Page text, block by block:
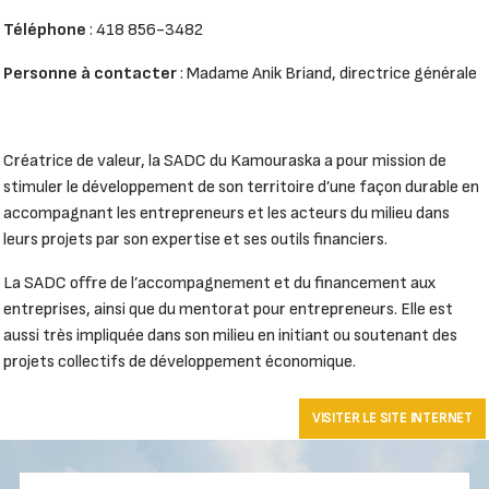
Téléphone : 418 856-3482
Personne à contacter: Madame Anik Briand, directrice générale
Créatrice de valeur, la SADC du Kamouraska a pour mission de
stimuler le développement de son territoire d’une façon durable en
accompagnant les entrepreneurs et les acteurs du milieu dans
leurs projets par son expertise et ses outils financiers.
La SADC offre de l’accompagnement et du financement aux
entreprises, ainsi que du mentorat pour entrepreneurs. Elle est
aussi très impliquée dans son milieu en initiant ou soutenant des
projets collectifs de développement économique.
VISITER LE SITE INTERNET